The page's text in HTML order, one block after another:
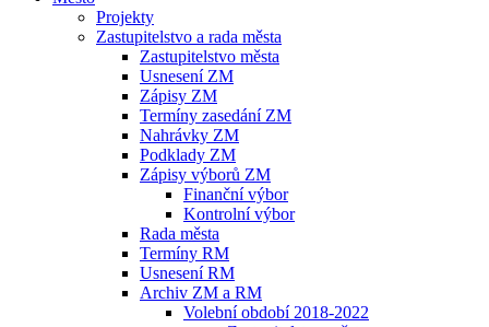
Projekty
Zastupitelstvo a rada města
Zastupitelstvo města
Usnesení ZM
Zápisy ZM
Termíny zasedání ZM
Nahrávky ZM
Podklady ZM
Zápisy výborů ZM
Finanční výbor
Kontrolní výbor
Rada města
Termíny RM
Usnesení RM
Archiv ZM a RM
Volební období 2018-2022